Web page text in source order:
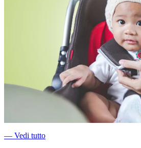
― Vedi tutto